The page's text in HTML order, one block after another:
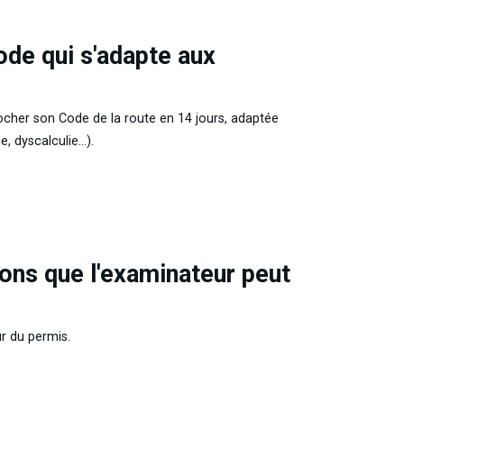
qui s'adapte aux
son Code de la route en 14 jours, adaptée
dyscalculie...).
que l'examinateur peut
du permis.